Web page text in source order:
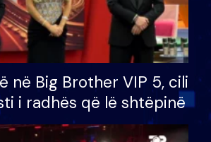
në Big Brother VIP 5, cili
i radhës që lë shtëpinë